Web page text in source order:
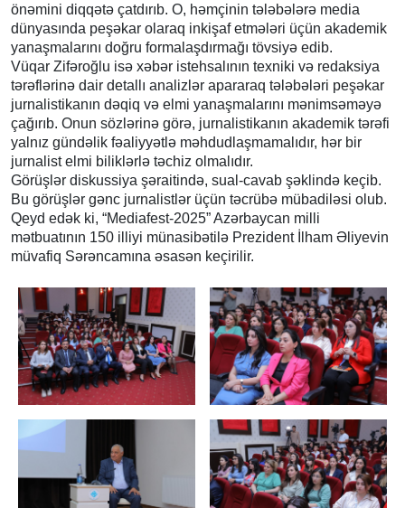
önəmini diqqətə çatdırıb. O, həmçinin tələbələrə media
dünyasında peşəkar olaraq inkişaf etmələri üçün akademik
yanaşmalarını doğru formalaşdırmağı tövsiyə edib.
Vüqar Zifəroğlu isə xəbər istehsalının texniki və redaksiya
tərəflərinə dair detallı analizlər apararaq tələbələri peşəkar
jurnalistikanın dəqiq və elmi yanaşmalarını mənimsəməyə
çağırıb. Onun sözlərinə görə, jurnalistikanın akademik tərəfi
yalnız gündəlik fəaliyyətlə məhdudlaşmamalıdır, hər bir
jurnalist elmi biliklərlə təchiz olmalıdır.
Görüşlər diskussiya şəraitində, sual-cavab şəklində keçib.
Bu görüşlər gənc jurnalistlər üçün təcrübə mübadiləsi olub.
Qeyd edək ki, “Mediafest-2025” Azərbaycan milli
mətbuatının 150 illiyi münasibətilə Prezident İlham Əliyevin
müvafiq Sərəncamına əsasən keçirilir.